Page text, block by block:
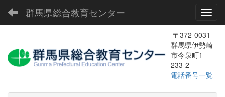
群馬県総合教育センター
〒372-0031
群馬県伊勢崎
市今泉町1-
233-2
電話番号一覧